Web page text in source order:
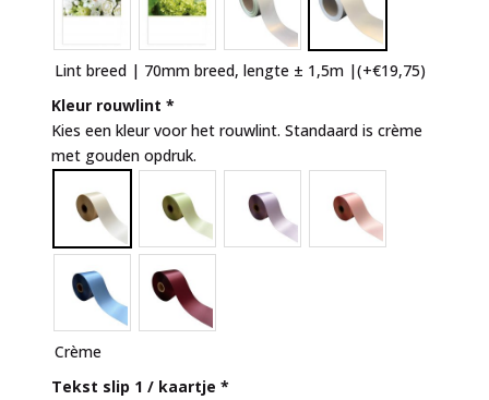
Lint breed | 70mm breed, lengte ± 1,5m |(+€19,75)
Kleur rouwlint *
Kies een kleur voor het rouwlint. Standaard is crème
met gouden opdruk.
Crème
Tekst slip 1 / kaartje *